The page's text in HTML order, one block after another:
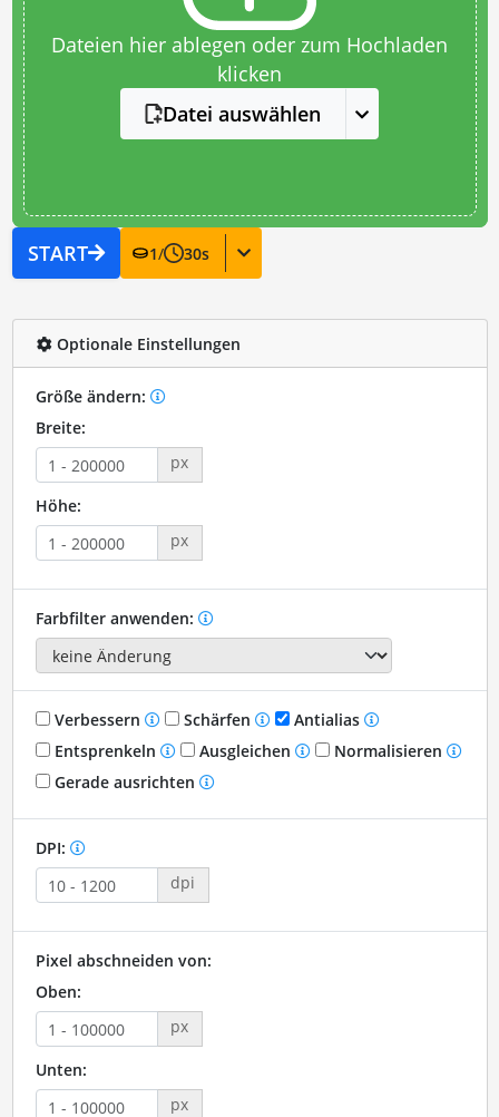
Dateien hier ablegen oder zum Hochladen
klicken
Datei auswählen
START 1/ 30s
Optionale Einstellungen
Größe ändern:
Breite:
px
Höhe:
px
Farbfilter anwenden:
Verbessern Schärfen
Antialias
Entsprenkeln
Ausgleichen
Normalisieren
Gerade ausrichten
DPI:
dpi
Pixel abschneiden von:
Oben:
px
Unten:
px